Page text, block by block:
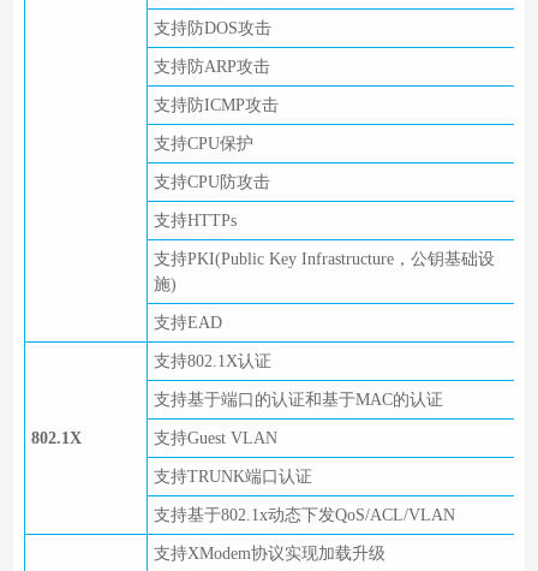
支持防DOS攻击
支持防ARP攻击
支持防ICMP攻击
支持CPU保护
支持CPU防攻击
支持HTTPs
支持PKI(Public Key Infrastructure，公钥基础设
施)
支持EAD
802.1X
支持802.1X认证
支持基于端口的认证和基于MAC的认证
支持Guest VLAN
支持TRUNK端口认证
支持基于802.1x动态下发QoS/ACL/VLAN
支持XModem协议实现加载升级